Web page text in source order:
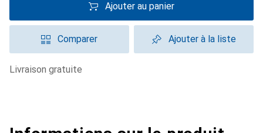
Ajouter au panier
Comparer Ajouter à la liste
livraison gratuite